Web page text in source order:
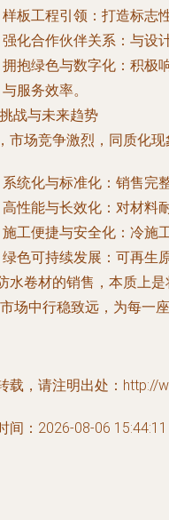
样板工程引领 ：打造标志
强化合作伙伴关系 ：与设
拥抱绿色与数字化 ：积极
与服务效率。
战与未来趋势
市场竞争激烈，同质化
系统化与标准化 ：销售完
高性能与长效化 ：对材料
施工便捷与安全化 ：冷施
绿色可持续发展 ：可再生
水卷材的销售，本质上
场中行稳致远，为每一
载，请注明出处：http://
间：2026-08-06 15:44:11